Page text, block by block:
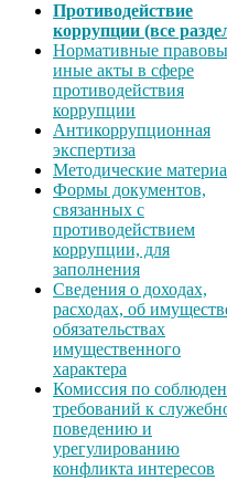
Противодействие
коррупции (все
Нормативные
иные акты в сфере
противодействия
коррупции
Антикоррупционная
экспертиза
Методические
Формы документов,
связанных с
противодействием
коррупции, для
заполнения
Сведения о доходах,
расходах, об
обязательствах
имущественного
характера
Комиссия по
требований к
поведению и
урегулированию
конфликта интересов